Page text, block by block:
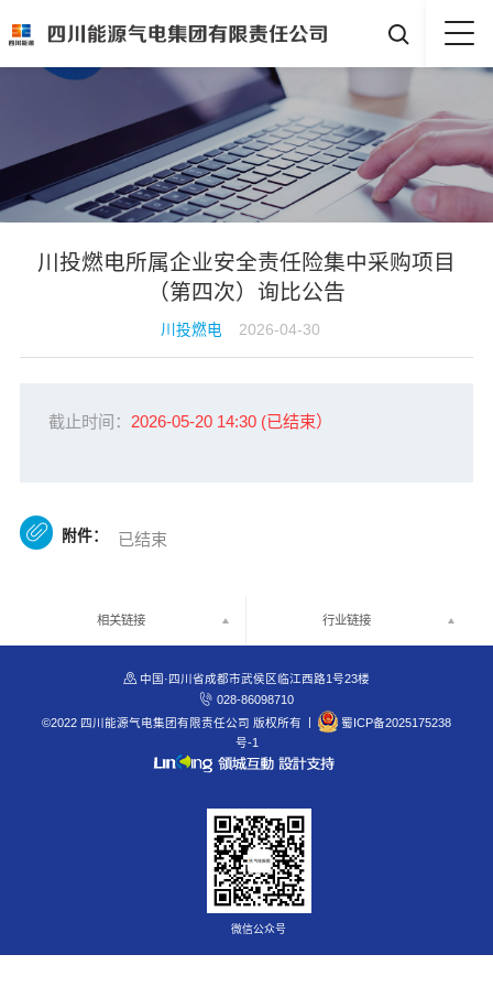

川投燃电所属企业安全责任险集中采购项目
（第四次）询比公告
川投燃电 2026-04-30
截止时间： 2026-05-20 14:30 (已结束）
 附件： 已结束
相关链接 行业链接
 中国·四川省成都市武侯区临江西路1号23楼
 028-86098710
©2022 四川能源气电集团有限责任公司 版权所有
蜀ICP备2025175238
号-1
微信公众号